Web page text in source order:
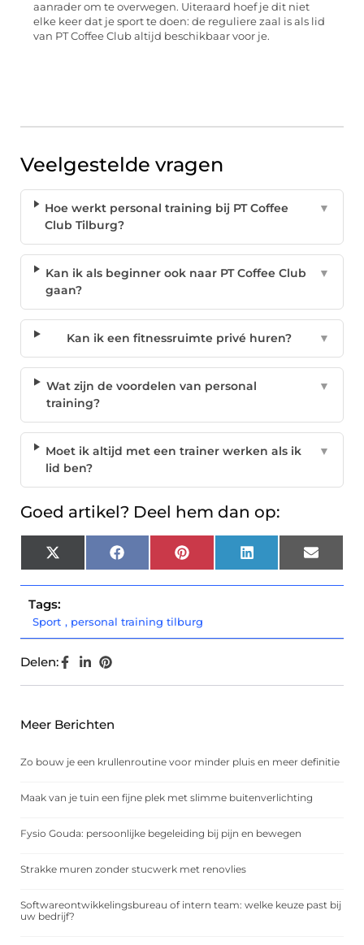
aanrader om te overwegen. Uiteraard hoef je dit niet
elke keer dat je sport te doen: de reguliere zaal is als lid
van PT Coffee Club altijd beschikbaar voor je.
Veelgestelde vragen
Hoe werkt personal training bij PT Coffee
Club Tilburg?
▼
Kan ik als beginner ook naar PT Coffee Club
gaan?
▼
Kan ik een fitnessruimte privé huren? ▼
Wat zijn de voordelen van personal
training?
▼
Moet ik altijd met een trainer werken als ik
lid ben?
▼
Goed artikel? Deel hem dan op:
X
(Twitter)
Facebook Pinterest LinkedIn Email
Tags:
Sport , personal training tilburg
Delen:
Meer Berichten
Zo bouw je een krullenroutine voor minder pluis en meer definitie
Maak van je tuin een fijne plek met slimme buitenverlichting
Fysio Gouda: persoonlijke begeleiding bij pijn en bewegen
Strakke muren zonder stucwerk met renovlies
Softwareontwikkelingsbureau of intern team: welke keuze past bij
uw bedrijf?